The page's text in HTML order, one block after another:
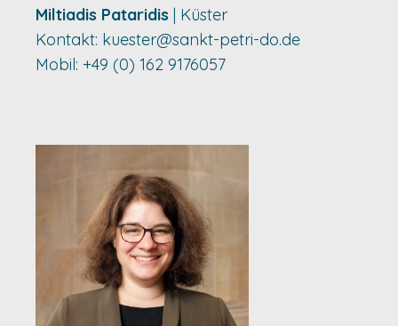
Miltiadis Pataridis | Küster
Kontakt: kuester@sankt-petri-do.de
Mobil: +49 (0) 162 9176057